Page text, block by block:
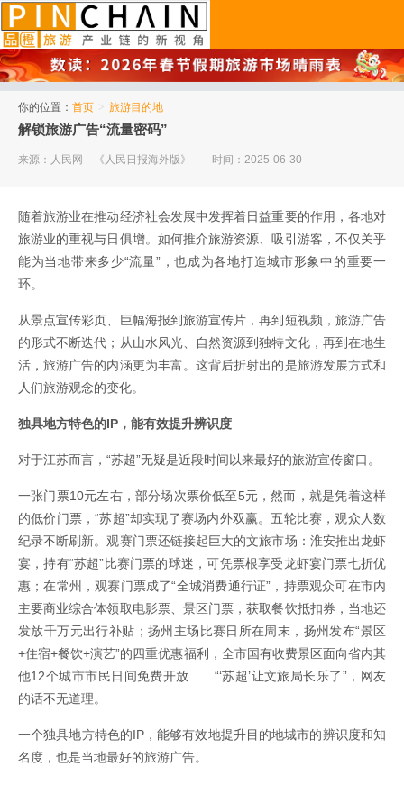
你的位置： 首页 > 旅游目的地
解锁旅游广告“流量密码”
来源：人民网－《人民日报海外版》 时间：2025-06-30
随着旅游业在推动经济社会发展中发挥着日益重要的作用，各地对
旅游业的重视与日俱增。如何推介旅游资源、吸引游客，不仅关乎
能为当地带来多少“流量”，也成为各地打造城市形象中的重要一
环。
从景点宣传彩页、巨幅海报到旅游宣传片，再到短视频，旅游广告
的形式不断迭代；从山水风光、自然资源到独特文化，再到在地生
活，旅游广告的内涵更为丰富。这背后折射出的是旅游发展方式和
人们旅游观念的变化。
独具地方特色的IP，能有效提升辨识度
对于江苏而言，“苏超”无疑是近段时间以来最好的旅游宣传窗口。
一张门票10元左右，部分场次票价低至5元，然而，就是凭着这样
的低价门票，“苏超”却实现了赛场内外双赢。五轮比赛，观众人数
纪录不断刷新。观赛门票还链接起巨大的文旅市场：淮安推出龙虾
宴，持有“苏超”比赛门票的球迷，可凭票根享受龙虾宴门票七折优
惠；在常州，观赛门票成了“全城消费通行证”，持票观众可在市内
主要商业综合体领取电影票、景区门票，获取餐饮抵扣券，当地还
发放千万元出行补贴；扬州主场比赛日所在周末，扬州发布“景区
+住宿+餐饮+演艺”的四重优惠福利，全市国有收费景区面向省内其
他12个城市市民日间免费开放……“‘苏超’让文旅局长乐了”，网友
的话不无道理。
一个独具地方特色的IP，能够有效地提升目的地城市的辨识度和知
名度，也是当地最好的旅游广告。